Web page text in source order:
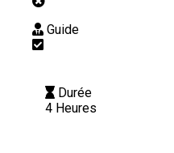
Guide
Durée
4 Heures